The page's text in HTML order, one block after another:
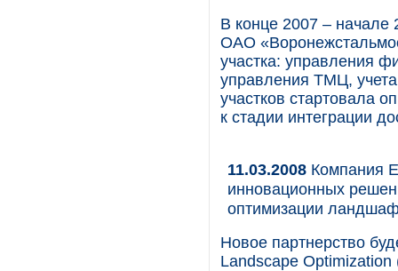
В конце 2007 – начале
ОАО
участка: управления
управления ТМЦ,
участков стартовала
к стадии интеграции
11.03.2008 Компания
инновационных
оптимизации
Новое партнерство
Landscape